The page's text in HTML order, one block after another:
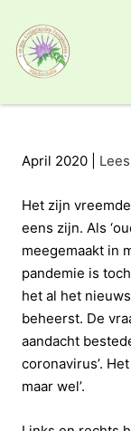
April 2020 |
Het zijn
eens zijn. Als
meegemaakt in
pandemie is
het al het
beheerst. De
aandacht
coronavirus’.
maar wel’.